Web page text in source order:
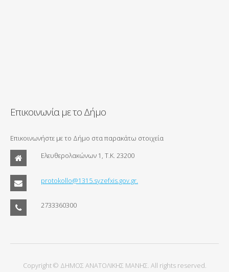
Επικοινωνία με το Δήμο
Επικοινωνήστε με το Δήμο στα παρακάτω στοιχεία
Ελευθερολακώνων 1, Τ.Κ. 23200
protokollo@1315.syzefxis.gov.gr.
2733360300
Copyright © ΔΗΜΟΣ ΑΝΑΤΟΛΙΚΗΣ ΜΑΝΗΣ. All rights reserved.